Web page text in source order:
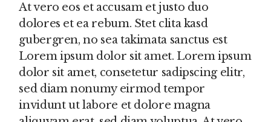
At vero eos et accusam et justo duo
dolores et ea rebum. Stet clita kasd
gubergren, no sea takimata sanctus est
Lorem ipsum dolor sit amet. Lorem ipsum
dolor sit amet, consetetur sadipscing elitr,
sed diam nonumy eirmod tempor
invidunt ut labore et dolore magna